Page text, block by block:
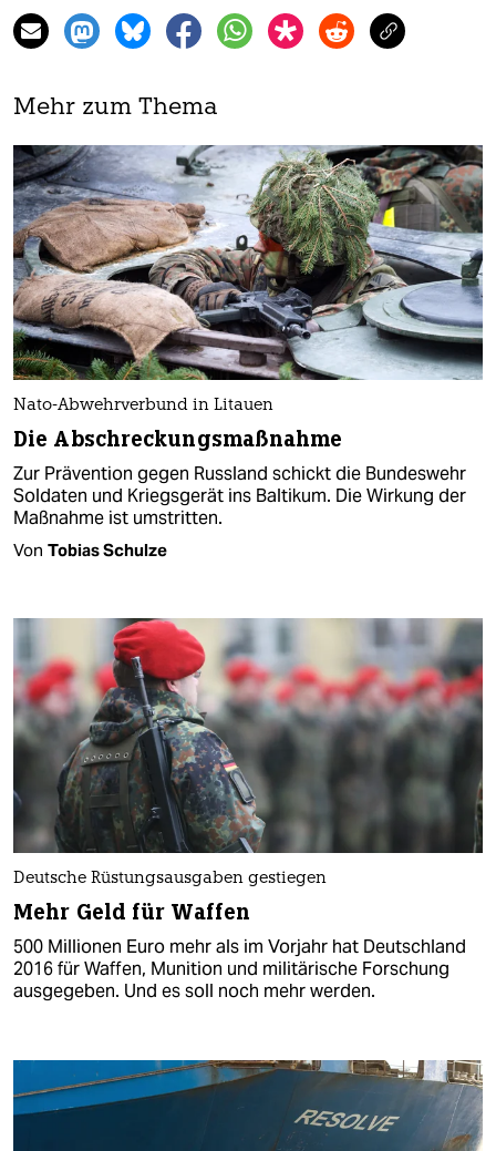
Mehr zum Thema
Nato-Abwehrverbund in Litauen
Die Abschreckungsmaßnahme
Zur Prävention gegen Russland schickt die Bundeswehr
Soldaten und Kriegsgerät ins Baltikum. Die Wirkung der
Maßnahme ist umstritten.
Von Tobias Schulze
Deutsche Rüstungsausgaben gestiegen
Mehr Geld für Waffen
500 Millionen Euro mehr als im Vorjahr hat Deutschland
2016 für Waffen, Munition und militärische Forschung
ausgegeben. Und es soll noch mehr werden.